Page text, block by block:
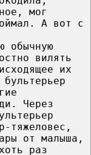
мог
А вот с
обычную
вилять
их
Через
тяжеловес,
от малыша,
раз